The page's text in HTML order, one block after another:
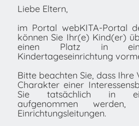
Liebe Eltern,
im Portal webKITA-Portal
können Sie Ihr(e) Kind(er)
einen Platz in
Kindertageseinrichtung
Bitte beachten Sie, dass
Charakter einer
Sie tatsächlich in
aufgenommen werden,
Einrichtungsleitungen.